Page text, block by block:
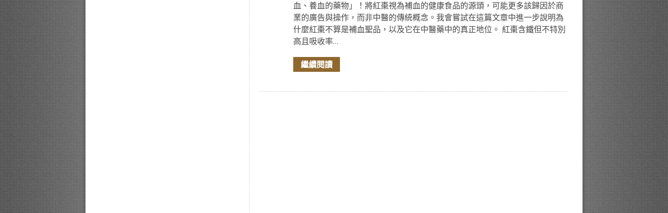
血、養血的藥物」！將紅棗視為補血的健康食品的源頭，可能更多該歸因於商
業的廣告與操作，而非中醫的傳統概念。我會嘗試在這篇文章中進一步說明為
什麼紅棗不算是補血聖品，以及它在中醫藥中的真正地位。 紅棗含鐵但不特別
高且吸收率...
繼續閱讀